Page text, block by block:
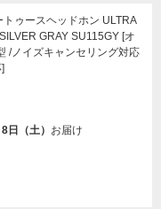
ゥースヘッドホン ULTRA
GRAY SU115GY [オ
/ノイズキャンセリング対応
日（土） お届け